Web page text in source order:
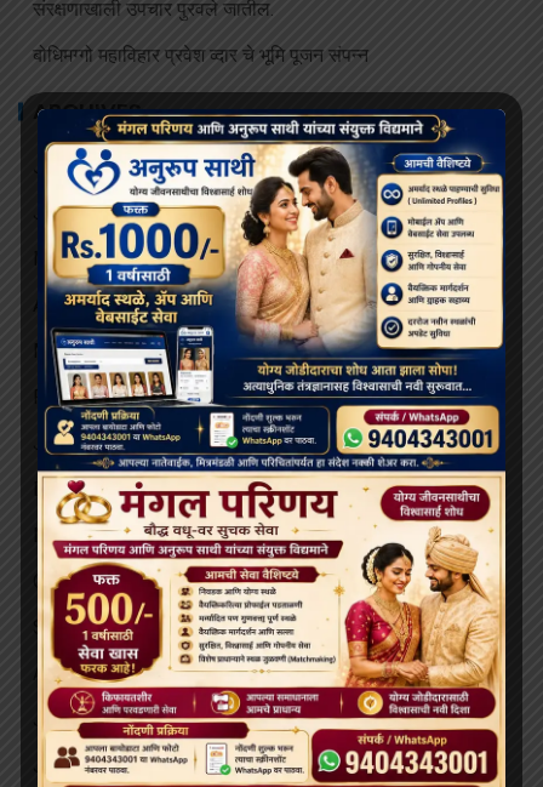
संरक्षणाखाली उपचार पुरवले जातील.
बोधिमग्गो महाविहार प्रवेश व्दार चे भूमि पूजन संपन्न
ARCHIVES
July 2026
June 2026
May 2026
April 2026
March 2026
February 2026
January 2026
December 2025
November 2025
October 2025
September 2025
August 2025
July 2025
June 2025